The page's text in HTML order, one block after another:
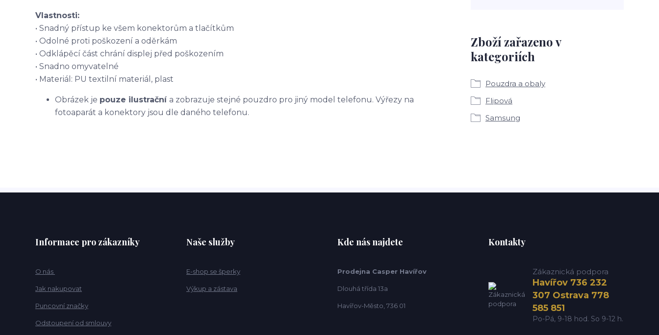
Vlastnosti:
• Snadný přístup ke všem konektorům a tlačítkům
• Odolné proti poškození a oděrkám
• Odklápěcí část chrání displej před poškozením
• Snadno omyvatelné
• Materiál: PU textilní materiál, plast
Obrázek je pouze ilustrační a zobrazuje stejné pouzdro pro jiný model telefonu. Výřezy na
fotoaparát a konektory jsou dle daného telefonu.
Zboží zařazeno v
kategoriích
Pouzdra a obaly
Flipová
Samsung
Informace pro zákazníky
O nás
Jak nakupovat
Puncovní značky
Odstoupení od smlouvy
Naše služby
E-shop se šperky
Výkup a zástava
Kde nás najdete
Prodejna Casper Havířov
Dlouhá třída 13a
Havířov-Město, 736 01
Kontakty
Zákaznická podpora
Havířov 736 232
307 Ostrava 778
585 851
Po-Pá, 9-18 hod. So 9-12 h.